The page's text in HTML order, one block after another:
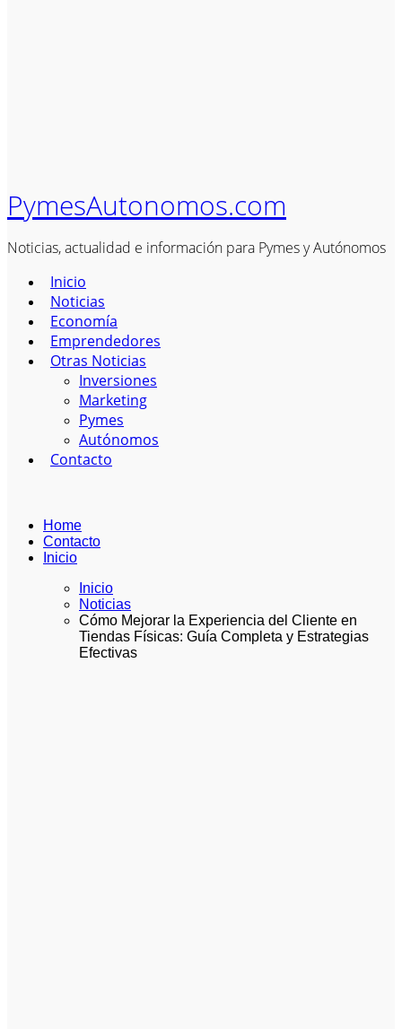
PymesAutonomos.com
Noticias, actualidad e información para Pymes y Autónomos
Inicio
Noticias
Economía
Emprendedores
Otras Noticias
Inversiones
Marketing
Pymes
Autónomos
Contacto
Home
Contacto
Inicio
Inicio
Noticias
Cómo Mejorar la Experiencia del Cliente en
Tiendas Físicas: Guía Completa y Estrategias
Efectivas